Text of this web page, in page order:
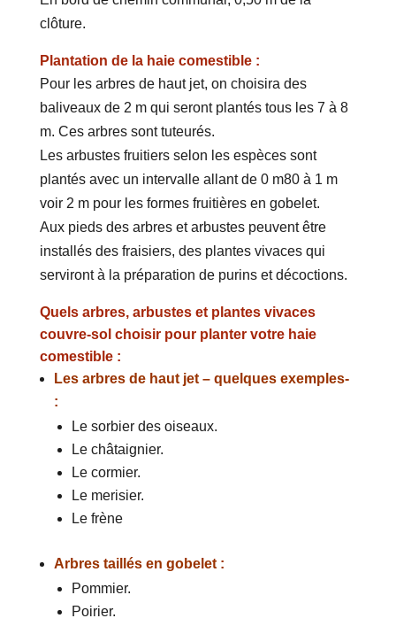
clôture.
Plantation de la haie comestible :
Pour les arbres de haut jet, on choisira des
baliveaux de 2 m qui seront plantés tous les 7 à 8
m. Ces arbres sont tuteurés.
Les arbustes fruitiers selon les espèces sont
plantés avec un intervalle allant de 0 m80 à 1 m
voir 2 m pour les formes fruitières en gobelet.
Aux pieds des arbres et arbustes peuvent être
installés des fraisiers, des plantes vivaces qui
serviront à la préparation de purins et décoctions.
Quels arbres, arbustes et plantes vivaces
couvre-sol choisir pour planter votre haie
comestible :
Les arbres de haut jet – quelques exemples-
:
Le sorbier des oiseaux.
Le châtaignier.
Le cormier.
Le merisier.
Le frène
Arbres taillés en gobelet :
Pommier.
Poirier.